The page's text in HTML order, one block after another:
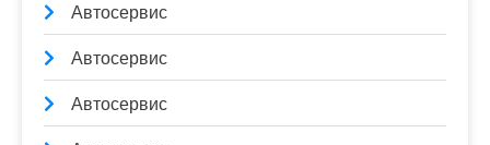
Автосервис
Автосервис
Автосервис